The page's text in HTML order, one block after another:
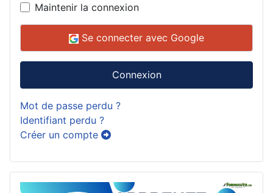
Maintenir la connexion
Se connecter avec Google
Connexion
Mot de passe perdu ?
Identifiant perdu ?
Créer un compte